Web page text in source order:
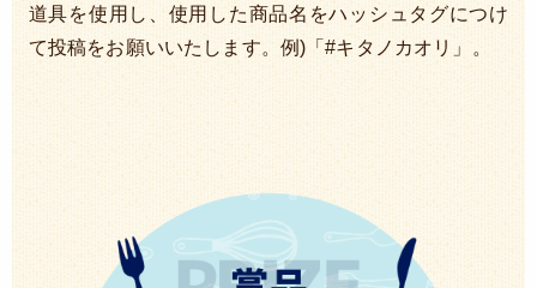
道具を使用し、使用した商品名をハッシュタグにつけ
て投稿をお願いいたします。例)「#キタノカオリ」。